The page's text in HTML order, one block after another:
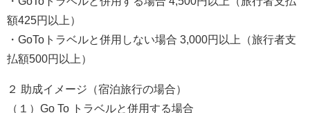
額425円以上）
・GoToトラベルと併用しない場合 3,000円以上（旅行者支
払額500円以上）
２ 助成イメージ（宿泊旅行の場合）
（１）Go To トラベルと併用する場合